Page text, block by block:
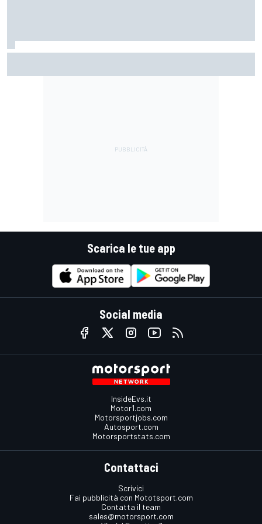
Scarica le tue app
Social media
InsideEvs.it
Motor1.com
Motorsportjobs.com
Autosport.com
Motorsportstats.com
Contattaci
Scrivici
Fai pubblicità con Mototsport.com
Contatta il team
sales@motorsport.com